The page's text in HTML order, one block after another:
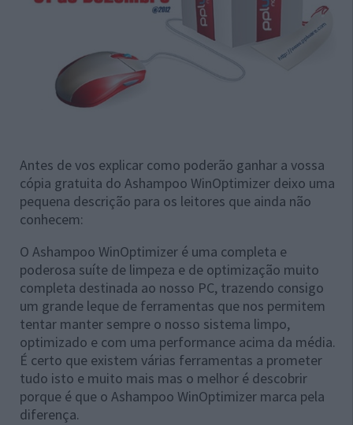
Antes de vos explicar como poderão ganhar a vossa
cópia gratuita do Ashampoo WinOptimizer deixo uma
pequena descrição para os leitores que ainda não
conhecem:
O Ashampoo WinOptimizer é uma completa e
poderosa suíte de limpeza e de optimização muito
completa destinada ao nosso PC, trazendo consigo
um grande leque de ferramentas que nos permitem
tentar manter sempre o nosso sistema limpo,
optimizado e com uma performance acima da média.
É certo que existem várias ferramentas a prometer
tudo isto e muito mais mas o melhor é descobrir
porque é que o Ashampoo WinOptimizer marca pela
diferença.